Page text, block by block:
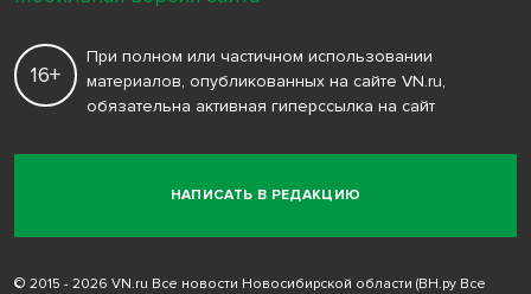
НАПИСАТЬ В РЕДАКЦИЮ
16+
При полном или частичном использовании
материалов, опубликованных на сайте VN.ru,
обязательна активная гиперссылка на сайт
© 2015 - 2026 VN.ru Все новости Новосибирской области (ВН.ру Все